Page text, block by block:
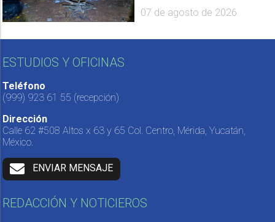
07 de agosto de 2026
ESTUDIOS Y OFICINAS
Teléfono
(999) 923 61 55 (recepción)
Dirección
Calle 62 #508 Altos x 63 y 65 Col. Centro, Mérida, Yucatán,
México.
ENVIAR MENSAJE
REDACCIÓN Y NOTICIEROS